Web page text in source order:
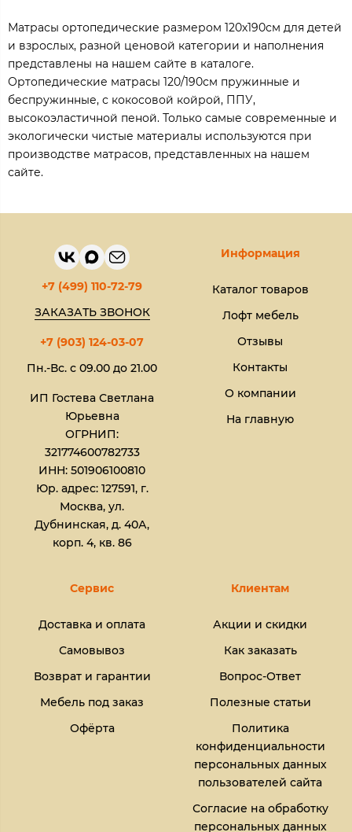
Матрасы ортопедические размером 120х190см для детей
и взрослых, разной ценовой категории и наполнения
представлены на нашем сайте в каталоге.
Ортопедические матрасы 120/190см пружинные и
беспружинные, с кокосовой койрой, ППУ,
высокоэластичной пеной. Только самые современные и
экологически чистые материалы используются при
производстве матрасов, представленных на нашем
сайте.
+7 (499) 110-72-79
ЗАКАЗАТЬ ЗВОНОК
+7 (903) 124-03-07
Пн.-Вс. с 09.00 до 21.00
ИП Гостева Светлана
Юрьевна​
ОГРНИП:
321774600782733
ИНН: 501906100810
Юр. адрес: 127591, г.
Москва, ул.
Дубнинская, д. 40А,
корп. 4, кв. 86
Информация
Каталог товаров
Лофт мебель
Отзывы
Контакты
О компании
На главную
Сервис
Доставка и оплата
Самовывоз
Возврат и гарантии
Мебель под заказ
Офёрта
Клиентам
Акции и скидки
Как заказать
Вопрос-Ответ
Полезные статьи
Политика
конфиденциальности
персональных данных
пользователей сайта
Согласие на обработку
персональных данных